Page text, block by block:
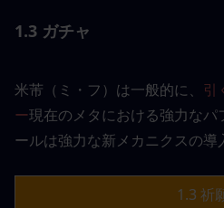
1.3 ガチャ
米芾（ミ・フ）は一般的に、 引
ー現在のメタにおける強力なパ
ールは強力な新メカニクスの導
1.3 祈